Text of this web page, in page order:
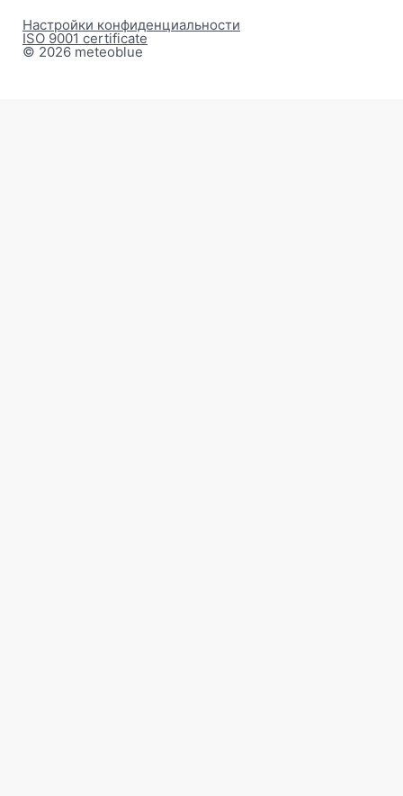
© 2026 meteoblue
ISO 9001 certificate
Настройки конфиденциальности